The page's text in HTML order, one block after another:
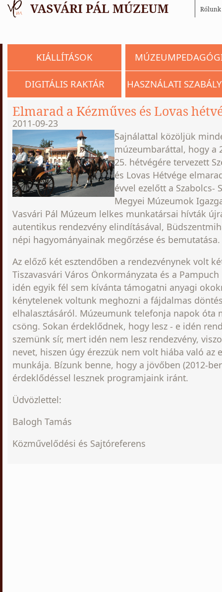
Rólunk
KIÁLLÍTÁSOK
DIGITÁLIS RAKTÁR HASZNÁLATI
Elmarad a Kézműves és Lovas
2011-09-23
Sajnálattal közöljük
múzeumbaráttal, hogy a
25. hétvégére tervezett
és Lovas Hétvége
évvel ezelőtt a Szabolcs-
Megyei Múzeumok
Vasvári Pál Múzeum lelkes munkatársai hívták
autentikus rendezvény elindításával,
népi hagyományainak megőrzése és bemutatása.
Az előző két esztendőben a rendezvénynek volt
Tiszavasvári Város Önkormányzata és a
idén egyik fél sem kívánta támogatni anyagi
kénytelenek voltunk meghozni a fájdalmas
elhalasztásáról. Múzeumunk telefonja napok óta
csöng. Sokan érdeklődnek, hogy lesz - e idén
szemünk sír, mert idén nem lesz rendezvény,
nevet, hiszen úgy érezzük nem volt hiába való az
munkája. Bízunk benne, hogy a jövőben (2012-
érdeklődéssel lesznek programjaink iránt.
Üdvözlettel:
Balogh Tamás
Közművelődési és Sajtóreferens